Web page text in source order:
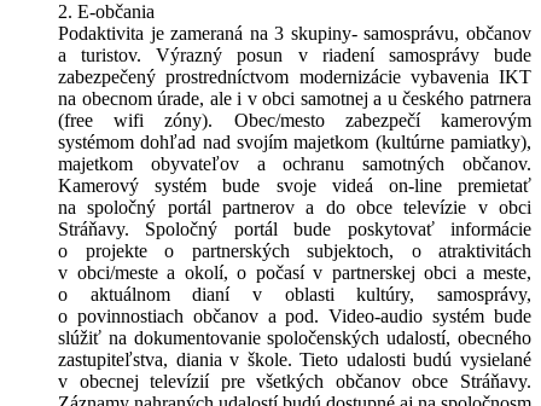
2. E-občania
Podaktivita je zameraná na 3 skupiny- samosprávu, občanov
a turistov. Výrazný posun v riadení samosprávy bude
zabezpečený prostredníctvom modernizácie vybavenia IKT
na obecnom úrade, ale i v obci samotnej a u českého patrnera
(free wifi zóny). Obec/mesto zabezpečí kamerovým
systémom dohľad nad svojím majetkom (kultúrne pamiatky),
majetkom obyvateľov a ochranu samotných občanov.
Kamerový systém bude svoje videá on-line premietať
na spoločný portál partnerov a do obce televízie v obci
Stráňavy. Spoločný portál bude poskytovať informácie
o projekte o partnerských subjektoch, o atraktivitách
v obci/meste a okolí, o počasí v partnerskej obci a meste,
o aktuálnom dianí v oblasti kultúry, samosprávy,
o povinnostiach občanov a pod. Video-audio systém bude
slúžiť na dokumentovanie spoločenských udalostí, obecného
zastupiteľstva, diania v škole. Tieto udalosti budú vysielané
v obecnej televízií pre všetkých občanov obce Stráňavy.